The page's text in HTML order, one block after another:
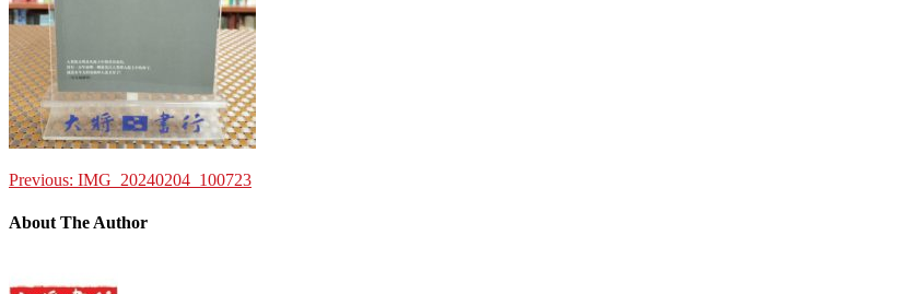
Previous: IMG_20240204_100723
About The Author